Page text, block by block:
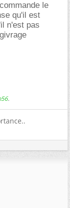
le
qu'il est
n'est pas
.